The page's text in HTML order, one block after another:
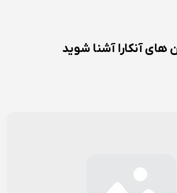
های آنکارا آشنا شوید